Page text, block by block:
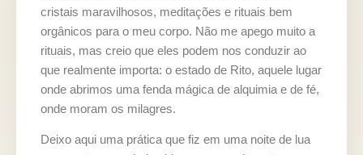
cristais maravilhosos, meditações e rituais bem
orgânicos para o meu corpo. Não me apego muito a
rituais, mas creio que eles podem nos conduzir ao
que realmente importa: o estado de Rito, aquele lugar
onde abrimos uma fenda mágica de alquimia e de fé,
onde moram os milagres.
Deixo aqui uma prática que fiz em uma noite de lua